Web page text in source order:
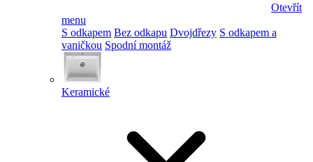
Otevřít
menu
S odkapem Bez odkapu Dvojdřezy S odkapem a
vaničkou Spodní montáž
Keramické